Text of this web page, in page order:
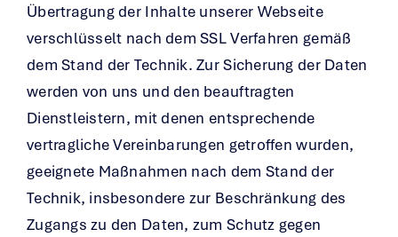
Übertragung der Inhalte unserer Webseite
verschlüsselt nach dem SSL Verfahren gemäß
dem Stand der Technik. Zur Sicherung der Daten
werden von uns und den beauftragten
Dienstleistern, mit denen entsprechende
vertragliche Vereinbarungen getroffen wurden,
geeignete Maßnahmen nach dem Stand der
Technik, insbesondere zur Beschränkung des
Zugangs zu den Daten, zum Schutz gegen